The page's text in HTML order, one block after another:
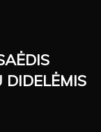
DIDELĖMIS